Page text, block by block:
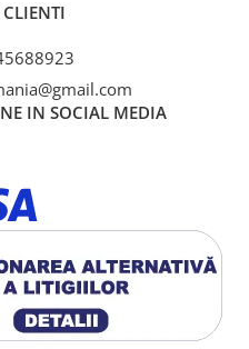
IN SOCIAL MEDIA